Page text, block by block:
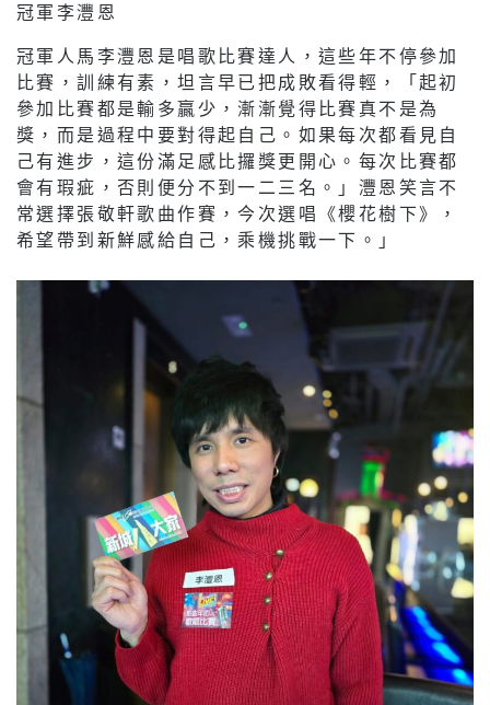
冠軍李灃恩
冠軍人馬李灃恩是唱歌比賽達人，這些年不停參加
比賽，訓練有素，坦言早已把成敗看得輕，「起初
參加比賽都是輸多贏少，漸漸覺得比賽真不是為
獎，而是過程中要對得起自己。如果每次都看見自
己有進步，這份滿足感比攞獎更開心。每次比賽都
會有瑕疵，否則便分不到一二三名。」灃恩笑言不
常選擇張敬軒歌曲作賽，今次選唱《櫻花樹下》，
希望帶到新鮮感給自己，乘機挑戰一下。」